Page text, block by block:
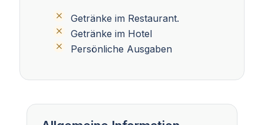
Getränke im Restaurant.
Getränke im Hotel
Persönliche Ausgaben